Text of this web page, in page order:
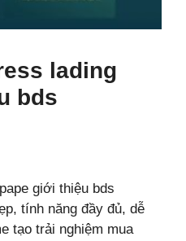
lading
bds
giới thiệu bds
tính năng đầy đủ, dễ
tạo trải nghiệm mua